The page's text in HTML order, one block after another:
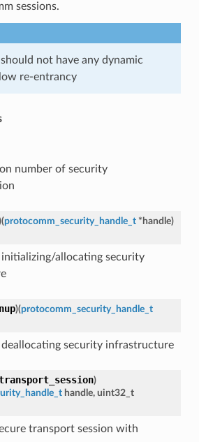
sessions.
not have any dynamic
re-entrancy
number of security
(protocomm_security_handle_t * handle)
allocating security
)(protocomm_security_handle_t
security infrastructure
)
handle, uint32_t
transport session with